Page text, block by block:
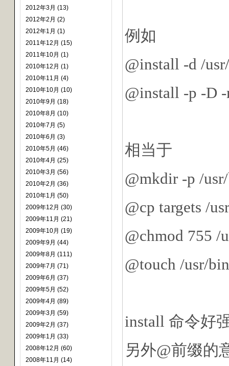
2012年3月 (13)
2012年2月 (2)
2012年1月 (1)
2011年12月 (15)
2011年10月 (1)
2010年12月 (1)
2010年11月 (4)
2010年10月 (10)
2010年9月 (18)
2010年8月 (10)
2010年7月 (5)
2010年6月 (3)
2010年5月 (46)
2010年4月 (25)
2010年3月 (56)
2010年2月 (36)
2010年1月 (50)
2009年12月 (30)
2009年11月 (21)
2009年10月 (19)
2009年9月 (44)
2009年8月 (111)
2009年7月 (71)
2009年6月 (37)
2009年5月 (52)
2009年4月 (89)
2009年3月 (59)
2009年2月 (37)
2009年1月 (33)
2008年12月 (60)
2008年11月 (14)
例如
@install -d /
@install -p -D
相当于
@mkdir -p /
@cp targets /
@chmod 755 /
@touch /usr/
install 命令好
另外@前缀的